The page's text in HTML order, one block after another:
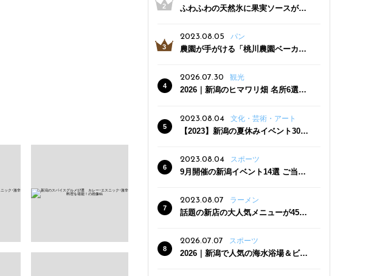
ふわふわの天然氷に果実ソースがた
三条駅近くにオープン
2023.08.05 パン
農園が手がける「桃川農園ベーカリ
った焼きたてパンのほか、ジェラー
トやスムージーも
2026.07.30 観光
2026｜新潟のヒマワリ畑 名所6選
2023.08.04
文化・芸術・アート
【2023】新潟の夏休みイベント30
2023.08.04
スポーツ
9月開催の新潟イベント14選 ご当地
2023.08.07 ラーメン
話題の新店の大人気メニューが450
クーポン登場
2026.07.07 スポーツ
2026｜新潟で人気の海水浴場＆ビー